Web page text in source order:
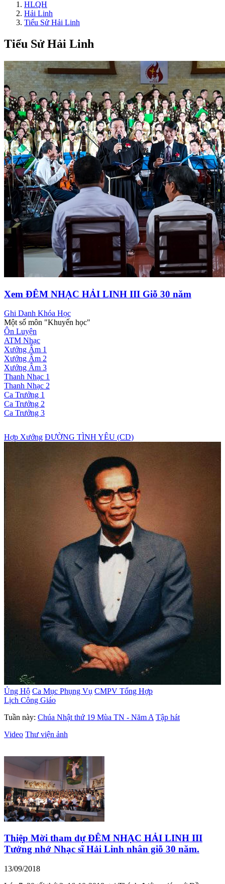
HLQH
Hải Linh
Tiểu Sử Hải Linh
Tiểu Sử Hải Linh
Xem ĐÊM NHẠC HẢI LINH III Giỗ 30 năm
Ghi Danh Khóa Học
Một số môn "Khuyến học"
Ôn Luyện
ATM Nhạc
Xướng Âm 1
Xướng Âm 2
Xướng Âm 3
Thanh Nhạc 1
Thanh Nhạc 2
Ca Trưởng 1
Ca Trưởng 2
Ca Trưởng 3
Hợp Xướng ĐƯỜNG TÌNH YÊU (CD)
Ủng Hộ Ca Mục Phụng Vụ CMPV Tổng Hợp
Lịch Công Giáo
Tuần này: Chúa Nhật thứ 19 Mùa TN - Năm A Tập hát
Video Thư viện ảnh
Thiệp Mời tham dự ĐÊM NHẠC HẢI LINH III
Tưởng nhớ Nhạc sĩ Hải Linh nhân giỗ 30 năm.
13/09/2018